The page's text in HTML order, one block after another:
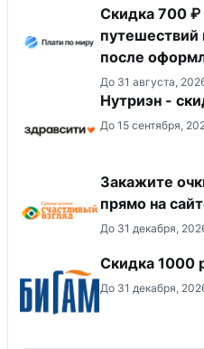
Скидка 700 ₽
путешествий
после
До 31 августа,
Нутриэн -
До 15 сентября,
Закажите
прямо на
До 31 декабря,
​Скидка 1000
До 31 декабря,